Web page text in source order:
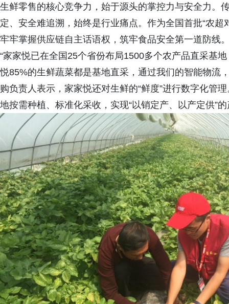
生鲜零售的核心竞争力，始于源头的掌控力与安全力。
定、安全难追溯，始终是行业痛点。作为全国首批“农超
牢牢掌握供应链自主话语权，筑牢食品安全第一道防线
“家家悦已在全国25个省份布局1500多个农产品直采基
悦85%的生鲜蔬菜都是基地直采，通过我们的智能物流
购负责人表示，家家悦还对生鲜的“鲜度”进行数字化管
地按需种植、标准化采收，实现“以销定产、以产定供”